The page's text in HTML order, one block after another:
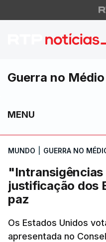
Guerra no
MENU
MUNDO GUERRA NO
"Intransigências
justificação dos
paz
Os Estados Unidos
apresentada no